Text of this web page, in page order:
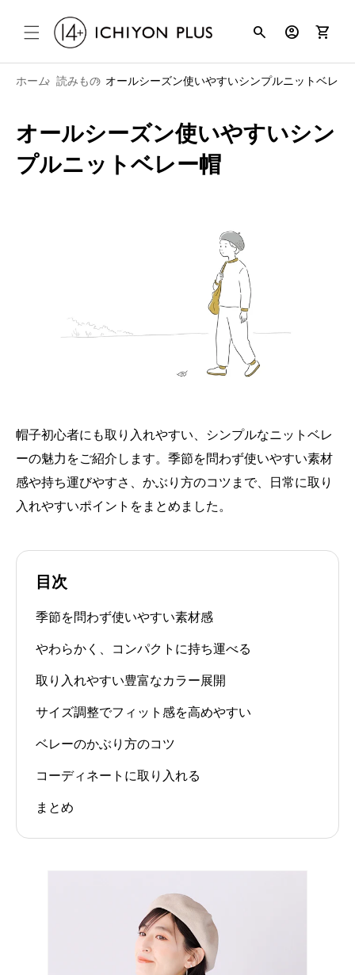
コンテンツ
に進む
search account_circle shopping_cart
ホーム 読みもの オールシーズン使いやすいシンプルニットベレー
オールシーズン使いやすいシン
プルニットベレー帽
帽子初心者にも取り入れやすい、シンプルなニットベレ
ーの魅力をご紹介します。季節を問わず使いやすい素材
感や持ち運びやすさ、かぶり方のコツまで、日常に取り
入れやすいポイントをまとめました。
目次
季節を問わず使いやすい素材感
やわらかく、コンパクトに持ち運べる
取り入れやすい豊富なカラー展開
サイズ調整でフィット感を高めやすい
ベレーのかぶり方のコツ
コーディネートに取り入れる
まとめ